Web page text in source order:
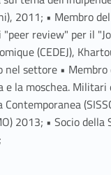
2011; •
review" per il
(CEDEJ),
settore •
la moschea.
2013; • Socio